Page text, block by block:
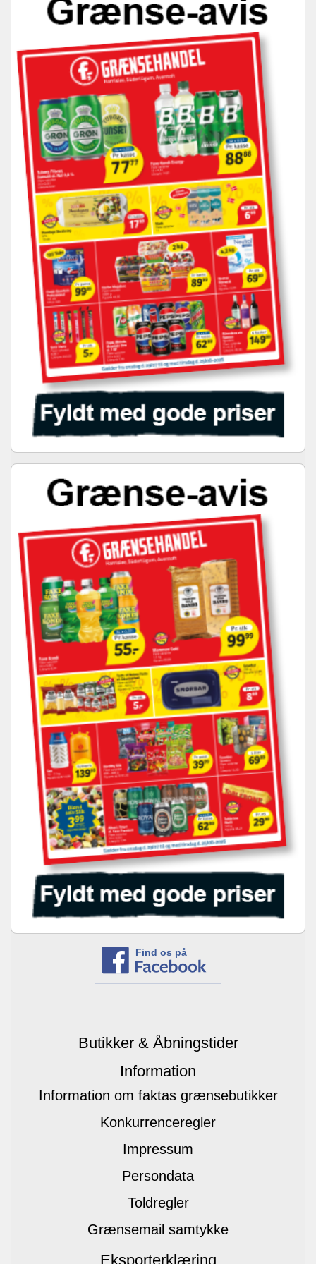
Find os på
Butikker & Åbningstider
Information
Information om faktas grænsebutikker
Konkurrenceregler
Impressum
Persondata
Toldregler
Grænsemail samtykke
Eksporterklæring